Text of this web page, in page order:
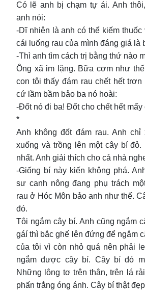
Có lẽ anh bị chạm tự ái. Anh
anh nói:
-Dĩ nhiên là anh có thể kiếm
cái luống rau của mình đáng giá là
-Thì anh tìm cách trị bằng thứ nào
Ông xã im lặng. Bữa cơm như
con tôi thấy đám rau chết hết
cứ lầm bầm bảo ba nó hoài:
-Đốt nó đi ba! Đốt cho chết hết mấy
*
Anh không đốt đám rau. Anh
xuống và trồng lên một cây bí
nhất. Anh giải thích cho cả nhà
-Giống bí này kiến không phá.
sư canh nông đang phụ trách
rau ở Hóc Môn bảo anh như thế.
đó.
Tôi ngắm cây bí. Anh cũng ngắm
gáí thì bắc ghế lên đứng để ngắm
của tôi vì còn nhỏ quá nên phải
ngắm được cây bí. Cây bí đỏ
Những lông tơ trên thân, trên lá
phấn trắng óng ánh. Cây bí thật